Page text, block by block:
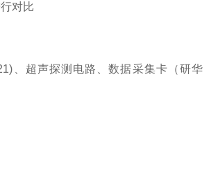
对比
、超声探测电路、数据采集卡（研华